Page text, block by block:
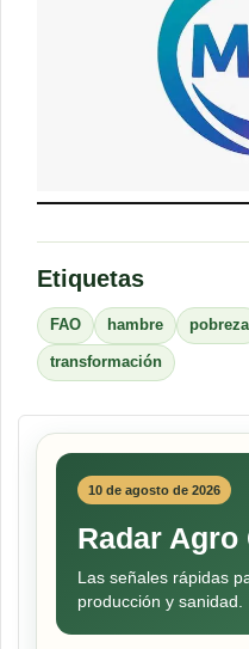
Etiquetas
FAO hambre pobreza
transformación
10 de agosto de 2026
Radar Agro
Las señales rápidas
producción y sanidad.